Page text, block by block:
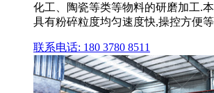
化工、陶瓷等类等物料的研磨加工.
具有粉碎粒度均匀速度快,操控方便
联系电话: 180 3780 8511